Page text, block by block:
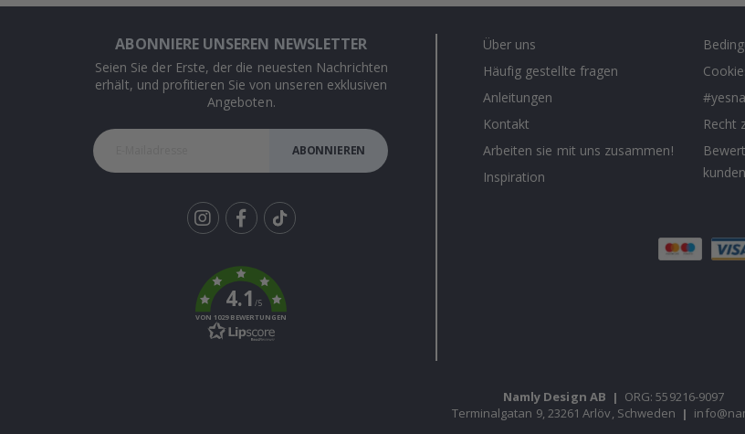
ABONNIERE UNSEREN NEWSLETTER
Seien Sie der Erste, der die neuesten Nachrichten
erhält, und profitieren Sie von unseren exklusiven
Angeboten.
ABONNIEREN
k
4.1/5
VON 1029 BEWERTUNGEN
Über uns
Häufig gestellte fragen
Anleitungen
Kontakt
Arbeiten sie mit uns zusammen!
Inspiration
Recht
kunden
Namly Design AB | ORG: 559216-9097
Terminalgatan 9, 23261 Arlöv, Schweden |